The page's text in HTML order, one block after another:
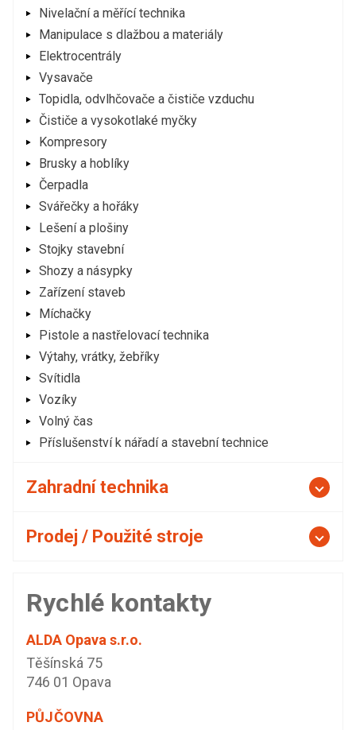
Nivelační a měřící technika
Manipulace s dlažbou a materiály
Elektrocentrály
Vysavače
Topidla, odvlhčovače a čističe vzduchu
Čističe a vysokotlaké myčky
Kompresory
Brusky a hoblíky
Čerpadla
Svářečky a hořáky
Lešení a plošiny
Stojky stavební
Shozy a násypky
Zařízení staveb
Míchačky
Pistole a nastřelovací technika
Výtahy, vrátky, žebříky
Svítidla
Vozíky
Volný čas
Příslušenství k nářadí a stavební technice
Zahradní technika
Prodej / Použité stroje
Rychlé kontakty
ALDA Opava s.r.o.
Těšínská 75
746 01 Opava
PŮJČOVNA